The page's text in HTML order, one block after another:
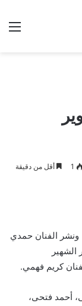
1 أقل من دقيقة
الفنان حمدي
كريم فهمي.
أحمد فتحى،